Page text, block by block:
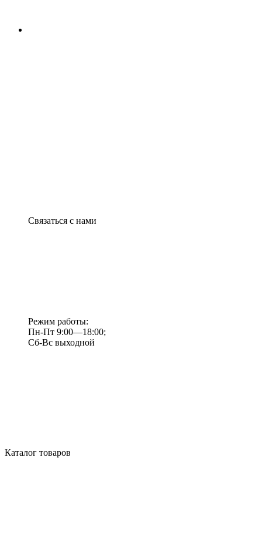
Связаться с нами
Режим работы:
Пн-Пт 9:00—18:00;
Сб-Вс выходной
Каталог товаров